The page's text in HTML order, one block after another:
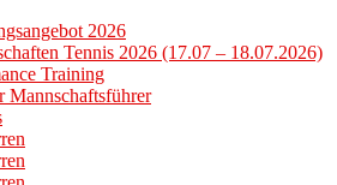
2026
Tennis 2026 (17.07 – 18.07.2026)
Training
Mannschaftsführer